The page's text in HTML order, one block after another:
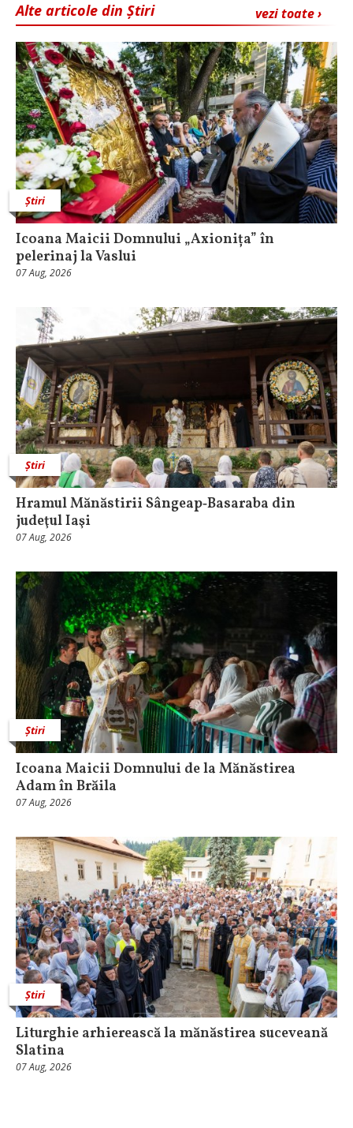
vezi toate ›
Alte articole din Știri
Știri
Icoana Maicii Domnului „Axionița” în
pelerinaj la Vaslui
07 Aug, 2026
Știri
Hramul Mănăstirii Sângeap‑Basaraba din
judeţul Iaşi
07 Aug, 2026
Știri
Icoana Maicii Domnului de la Mănăstirea
Adam în Brăila
07 Aug, 2026
Știri
Liturghie arhierească la mănăstirea suceveană
Slatina
07 Aug, 2026